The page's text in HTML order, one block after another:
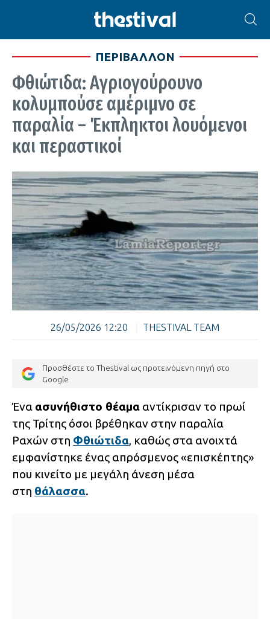
ΠΕΡΙΒΑΛΛΟΝ
Φθιώτιδα: Αγριογούρουνο
κολυμπούσε αμέριμνο σε
παραλία – Έκπληκτοι λουόμενοι
και περαστικοί
26/05/2026 12:20 THESTIVAL TEAM
Προσθέστε το Thestival ως προτεινόμενη πηγή στο
Google
Ένα ασυνήθιστο θέαμα αντίκρισαν το πρωί
της Τρίτης όσοι βρέθηκαν στην παραλία
Ραχών στη Φθιώτιδα, καθώς στα ανοιχτά
εμφανίστηκε ένας απρόσμενος «επισκέπτης»
που κινείτο με μεγάλη άνεση μέσα
στη θάλασσα.